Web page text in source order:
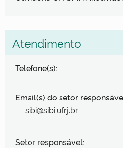
Atendimento
Telefone(s):
Email(s) do setor
sibi@sibi.ufrj.br
Setor responsável: